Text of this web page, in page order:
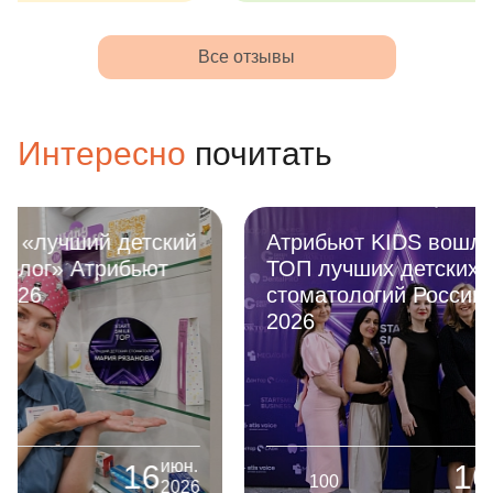
подробную консультацию о
дальнейшей гигиене. Пусть таких
Ребёнок с
новых
Все отзывы
Интересно почитать
Атрибьют KIDS вошли в
ТОП лучших детских
стоматологий России
2026
100 16июн.
2026
Можно ли
зубы при
насморке?
родителей